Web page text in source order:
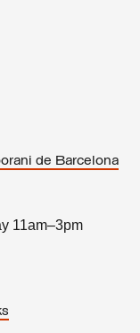
de Barcelona
11am–3pm